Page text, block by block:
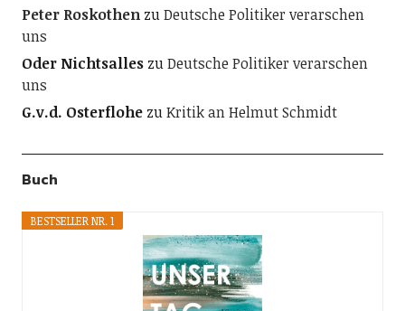
Peter RoskothenzuDeutsche Politiker verarschen
uns
Oder NichtsalleszuDeutsche Politiker verarschen
uns
G.v.d. OsterflohezuKritik an Helmut Schmidt
Buch
BESTSELLER NR. 1